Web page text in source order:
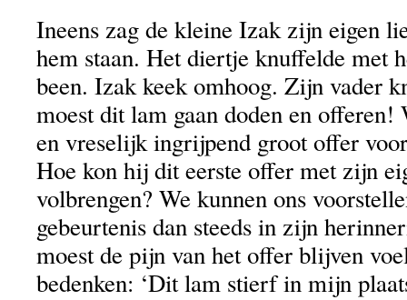
Ineens zag de kleine Izak zijn eigen
hem staan. Het diertje knuffelde met
been. Izak keek omhoog. Zijn vader
moest dit lam gaan doden en
en vreselijk ingrijpend groot offer
Hoe kon hij dit eerste offer met zijn
volbrengen? We kunnen ons
gebeurtenis dan steeds in zijn
moest de pijn van het offer blijven
bedenken: ‘Dit lam stierf in mijn